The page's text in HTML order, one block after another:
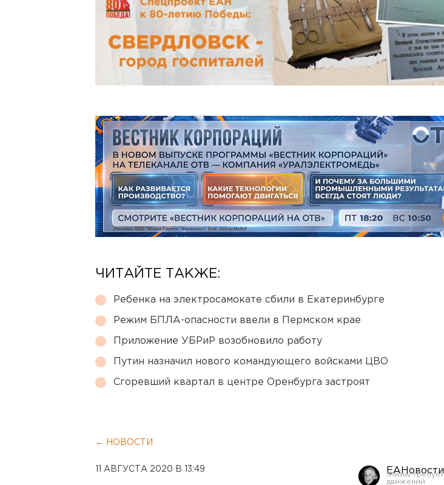
ЧИТАЙТЕ ТАКЖЕ:
Ребенка на электросамокате сбили в Екатеринбурге
Режим БПЛА-опасности ввели в Пермском крае
Приложение УБРиР возобновило работу
Путин назначил нового командующего войсками ЦВО
Сгоревший квартал в центре Оренбурга застроят
← НОВОСТИ
11 АВГУСТА 2020 В 13:49 ЕАНовости